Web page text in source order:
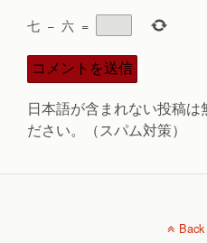
七 − 六 =
日本語が含まれない投稿は
ださい。（スパム対策）